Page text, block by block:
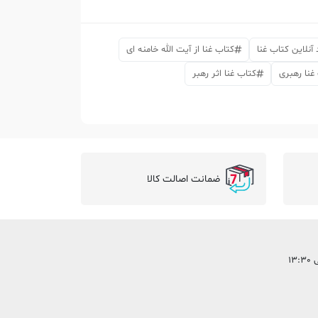
کتاب غنا
کتاب غنا از آیت الله خامنه ای
رهبری
کتاب غنا اثر رهبر
ضمانت اصالت کالا